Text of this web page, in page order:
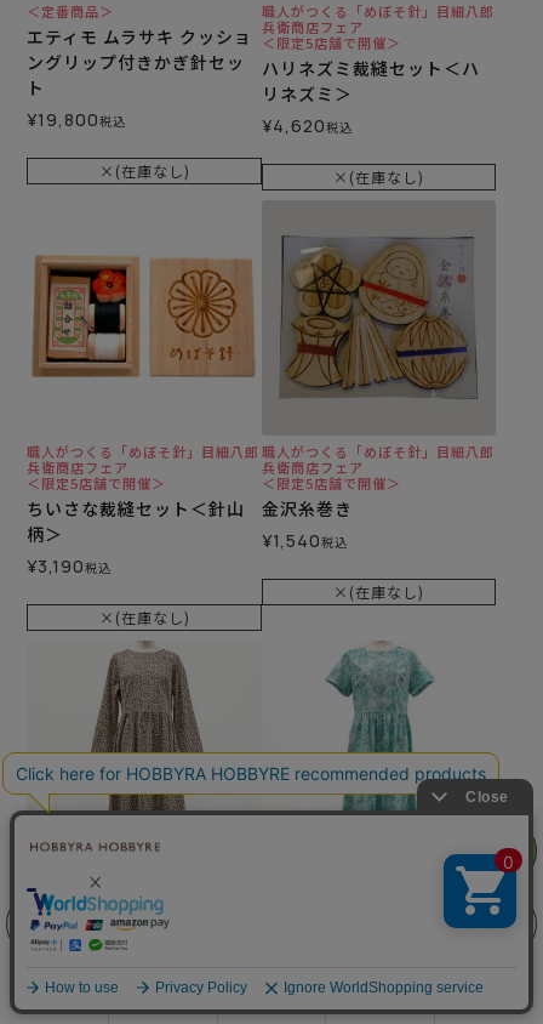
商品を探す 手芸を学ぶ ガイド 店舗情報 ログイン
前に戻る
フェア
＜定番商品＞
エティモ ムラサキ クッショ
ングリップ付きかぎ針セッ
ト
¥19,800税込
×(在庫なし)
職人がつくる「めぼそ針」目細八郎
兵衛商店フェア
＜限定5店舗で開催＞
ハリネズミ裁縫セット＜ハ
リネズミ＞
¥4,620税込
×(在庫なし)
職人がつくる「めぼそ針」目細八郎
兵衛商店フェア
＜限定5店舗で開催＞
ちいさな裁縫セット＜針山
柄＞
¥3,190税込
×(在庫なし)
職人がつくる「めぼそ針」目細八郎
兵衛商店フェア
＜限定5店舗で開催＞
金沢糸巻き
¥1,540税込
×(在庫なし)
リバティプリント シンプル
ギャザーワンピース（長
袖）＜LLサイズ＞31K
¥ 20,900のところ
¥ 8,360
リバティプリント シンプル
ギャザーワンピース（半
¥ 20,900のところ
¥7,260